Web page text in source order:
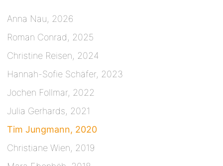
Anna Nau, 2026
Roman Conrad, 2025
Christine Reisen, 2024
Hannah-Sofie Schäfer, 2023
Jochen Follmar, 2022
Julia Gerhards, 2021
Tim Jungmann, 2020
Christiane Wien, 2019